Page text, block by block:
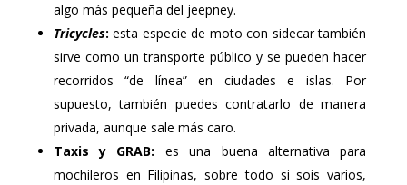
algo más pequeña del jeepney.
Tricycles: esta especie de moto con sidecar también
sirve como un transporte público y se pueden hacer
recorridos “de línea” en ciudades e islas. Por
supuesto, también puedes contratarlo de manera
privada, aunque sale más caro.
Taxis y GRAB: es una buena alternativa para
mochileros en Filipinas, sobre todo si sois varios,